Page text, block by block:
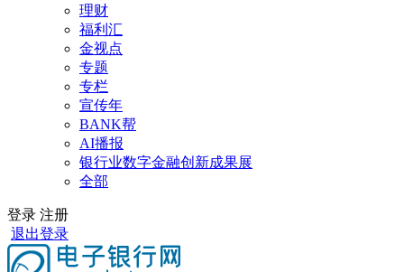
理财
福利汇
金视点
专题
专栏
宣传年
BANK帮
AI播报
银行业数字金融创新成果展
全部
登录 注册
退出登录